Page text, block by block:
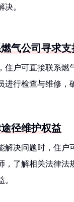
决。
气公司寻求支
住户可直接联系燃
进行检查与维修，
径维护权益
解决问题时，住户
，了解相关法律法